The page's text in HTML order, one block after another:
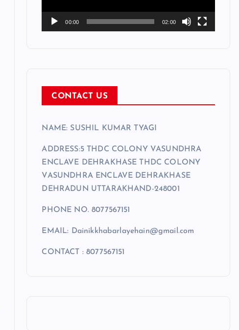
a
00:00 02:00
CONTACT US
NAME: SUSHIL KUMAR TYAGI
ADDRESS:5 THDC COLONY VASUNDHRA
ENCLAVE DEHRAKHASE THDC COLONY
VASUNDHRA ENCLAVE DEHRAKHASE
DEHRADUN UTTARAKHAND-248001
PHONE NO. 8077567151
EMAIL: Dainikkhabarlayehain@gmail.com
CONTACT : 8077567151